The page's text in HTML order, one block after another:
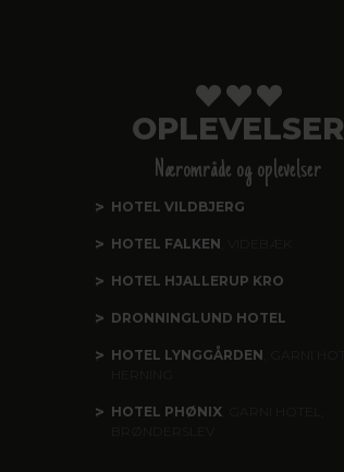
OPLEVELSER
Nærområde og oplevelser
HOTEL VILDBJERG
HOTEL FALKEN
HOTEL HJALLERUP KRO
DRONNINGLUND HOTEL
HOTEL LYNGGÅRDEN
HOTEL PHØNIX